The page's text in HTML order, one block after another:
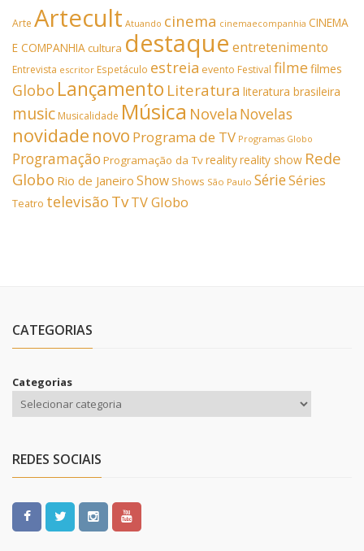
Arte Artecult Atuando cinema cinemaecompanhia CINEMA
E COMPANHIA cultura destaque entretenimento
Entrevista escritor Espetáculo estreia evento Festival filmefilmes
Globo Lançamento Literatura literatura brasileira
music Musicalidade Música Novela Novelas
novidade novo Programa de TV Programas Globo
Programação Programação da Tvrealityreality show Rede
Globo Rio de Janeiro Show Shows São Paulo SérieSéries
Teatro televisão TvTV Globo
CATEGORIAS
Categorias
REDES SOCIAIS